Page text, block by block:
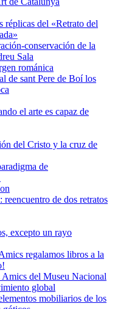
réplicas del «Retrato del
conservación de la
Sala
románica
de sant Pere de Boí los
el arte es capaz de
del Cristo y la cruz de
de
de dos retratos
excepto un rayo
regalamos libros a la
del Museu Nacional
global
mobiliarios de los